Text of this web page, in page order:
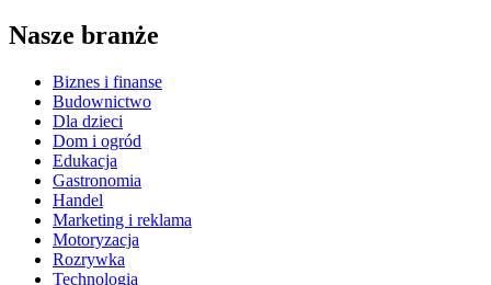
Nasze branże
Biznes i finanse
Budownictwo
Dla dzieci
Dom i ogród
Edukacja
Gastronomia
Handel
Marketing i reklama
Motoryzacja
Rozrywka
Technologia